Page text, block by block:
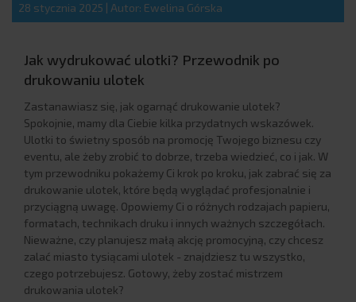
28 stycznia 2025 Autor: Ewelina Górska
Jak wydrukować ulotki? Przewodnik po
drukowaniu ulotek
Zastanawiasz się, jak ogarnąć drukowanie ulotek?
Spokojnie, mamy dla Ciebie kilka przydatnych wskazówek.
Ulotki to świetny sposób na promocję Twojego biznesu czy
eventu, ale żeby zrobić to dobrze, trzeba wiedzieć, co i jak. W
tym przewodniku pokażemy Ci krok po kroku, jak zabrać się za
drukowanie ulotek, które będą wyglądać profesjonalnie i
przyciągną uwagę. Opowiemy Ci o różnych rodzajach papieru,
formatach, technikach druku i innych ważnych szczegółach.
Nieważne, czy planujesz małą akcję promocyjną, czy chcesz
zalać miasto tysiącami ulotek - znajdziesz tu wszystko,
czego potrzebujesz. Gotowy, żeby zostać mistrzem
drukowania ulotek?